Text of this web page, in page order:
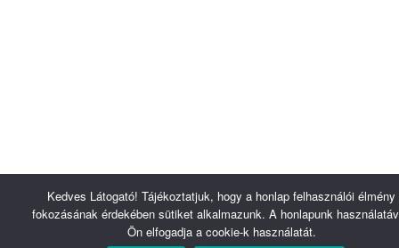
Kedves Látogató! Tájékoztatjuk, hogy a honlap felhasználói élmény
fokozásának érdekében sütiket alkalmazunk. A honlapunk
Ön elfogadja a cookie-k használatát.